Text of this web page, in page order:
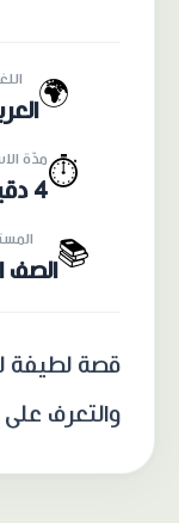
🌍
⏱️مدّة
4 دقيقة
📚
الصف
قصة لطيفة
والتعرف